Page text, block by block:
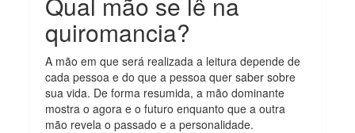
quiromancia?
A mão em que será realizada a leitura depende de
cada pessoa e do que a pessoa quer saber sobre
sua vida. De forma resumida, a mão dominante
mostra o agora e o futuro enquanto que a outra
mão revela o passado e a personalidade.